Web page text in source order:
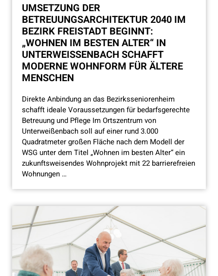
UMSETZUNG DER
BETREUUNGSARCHITEKTUR 2040 IM
BEZIRK FREISTADT BEGINNT:
„WOHNEN IM BESTEN ALTER“ IN
UNTERWEISSENBACH SCHAFFT M
ODERNE WOHNFORM FÜR ÄLTERE M
ENSCHEN
Direkte Anbindung an das Bezirksseniorenheim
schafft ideale Voraussetzungen für bedarfsgerechte
Betreuung und Pflege Im Ortszentrum von
Unterweißenbach soll auf einer rund 3.000
Quadratmeter großen Fläche nach dem Modell der
WSG unter dem Titel „Wohnen im besten Alter“ ein
zukunftsweisendes Wohnprojekt mit 22 barrierefreien
Wohnungen …